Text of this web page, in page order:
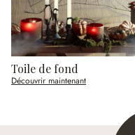
Toile de fond
Découvrir maintenant